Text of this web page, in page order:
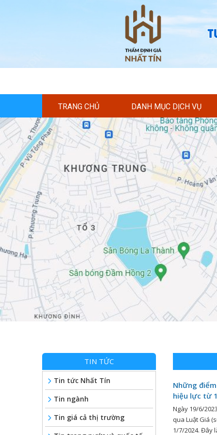
TRANG CHỦ DANH MỤC DỊCH VỤ
Những
hiệu lực từ
Ngày 19/6/
qua Luật Giá
1/7/2024. Đây
TIN TỨC
Tin tức Nhất Tín
Tin ngành
Tin giá cả thị trường